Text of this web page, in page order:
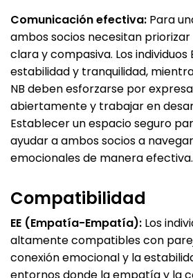
Comunicación efectiva: Para
ambos socios necesitan
clara y compasiva. Los
estabilidad y tranquilidad,
NB deben esforzarse por
abiertamente y trabajar en
Establecer un espacio seguro
ayudar a ambos socios a
emocionales de manera efectiva.
Compatibilidad
EE (Empatía-Empatía): Los
altamente compatibles con
conexión emocional y la
entornos donde la empatía y la